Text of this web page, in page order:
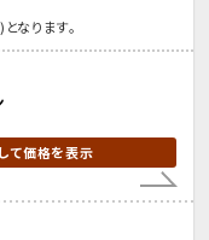
なります。
て価格を表示